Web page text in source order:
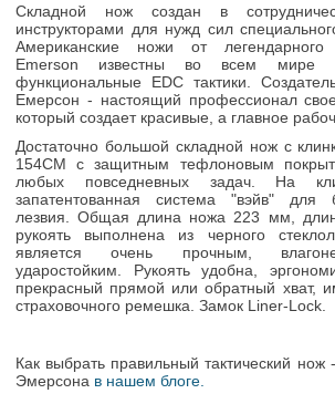
Складной нож создан в
инструкторами для нужд сил
Американские ножи от
Emerson известны во всем мире
функциональные EDC тактики.
Емерсон - настоящий профессионал
который создает красивые, а главное
Достаточно большой складной нож с
154СМ с защитным тефлоновым
любых повседневных задач. На
запатентованная система "вэйв" для
лезвия. Общая длина ножа 223 мм,
рукоять выполнена из черного
является очень прочным,
ударостойким. Рукоять удобна,
прекрасный прямой или обратный хват,
страховочного ремешка. Замок Liner-Lock.
Как выбрать правильный тактический нож
Эмерсона в нашем блоге.